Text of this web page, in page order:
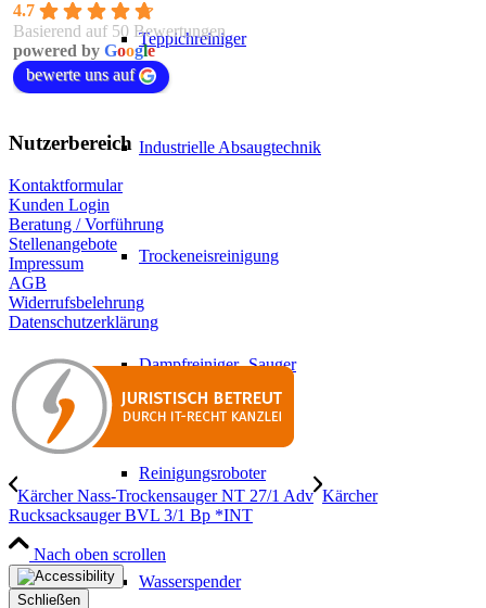
Teppichreiniger
Industrielle Absaugtechnik
Trockeneisreinigung
Dampfreiniger- Sauger
Reinigungsroboter
Wasserspender
4.7
Basierend auf 50 Bewertungen
powered by Google
bewerte uns auf
Nutzerbereich
Kontaktformular
Kunden Login
Beratung / Vorführung
Stellenangebote
Impressum
AGB
Widerrufsbelehrung
Datenschutzerklärung
Kärcher Nass-Trockensauger NT 27/1 Adv Kärcher
Rucksacksauger BVL 3/1 Bp *INT
Nach oben scrollen
Schließen